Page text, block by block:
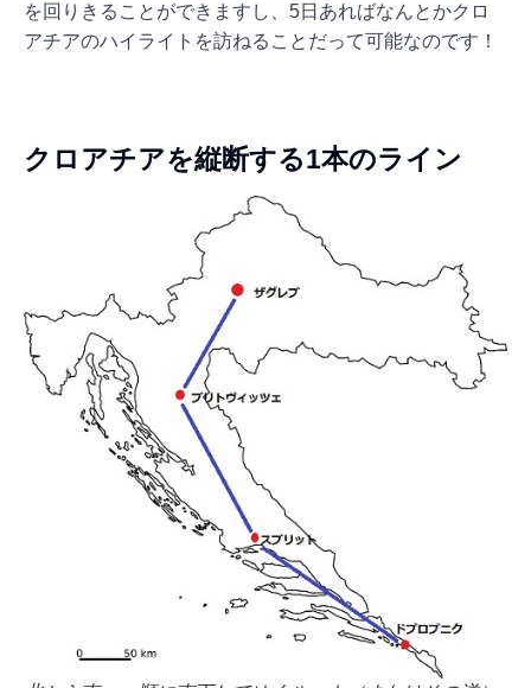
を回りきることができますし、5日あればなんとかクロ
アチアのハイライトを訪ねることだって可能なのです！
クロアチアを縦断する1本のライン